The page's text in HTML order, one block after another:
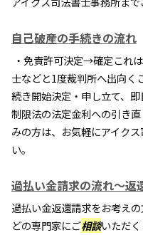
自己破産の手続きの流れ
・免責許可決定→確定これ
士などと1度裁判所へ出向く
続き開始決定・申し立て、
制限法の法定金利への引き
みの方は、お気軽にアイク
い。
過払い金請求の流れ～返
過払い金返還請求をお考え
どの専門家にご相談いただ